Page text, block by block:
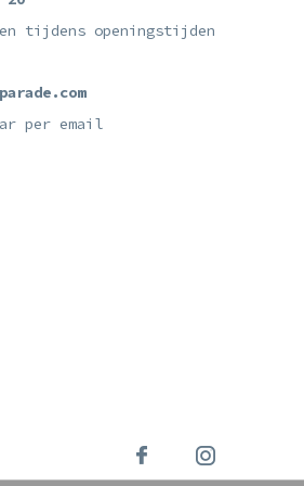
tijdens openingstijden
per email